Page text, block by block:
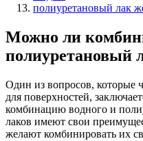
полиуретановый лак
Можно ли
полиуретановый
Один из вопросов, которые
для поверхностей,
комбинацию водного и
лаков имеют свои
желают комбинировать их